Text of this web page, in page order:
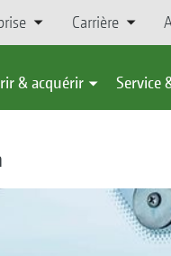
Carrière
& acquérir Service